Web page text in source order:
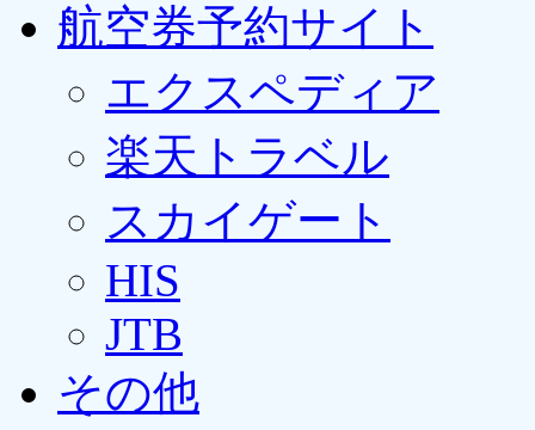
航空券予約サイト
エクスペディア
楽天トラベル
スカイゲート
HIS
JTB
その他